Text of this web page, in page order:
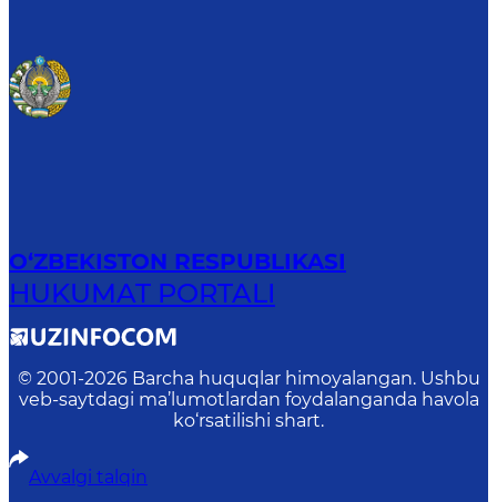
O‘ZBEKISTON RESPUBLIKASI
HUKUMAT PORTALI
© 2001-2026 Barcha huquqlar himoyalangan. Ushbu
veb-saytdagi ma’lumotlardan foydalanganda havola
ko‘rsatilishi shart.
Avvalgi talqin